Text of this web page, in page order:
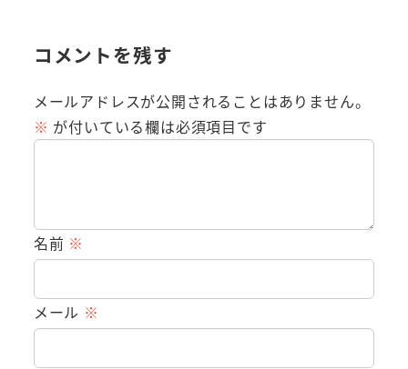
コメントを残す
メールアドレスが公開されることはありません。
※ が付いている欄は必須項目です
名前 ※
メール ※